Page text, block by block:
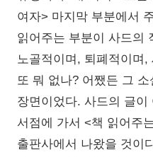
여자> 마지막 부분에서
읽어주는 부분이 사드의
노골적이며, 퇴폐적이며
또 뭐 없나? 어쨌든 그
장면이었다. 사드의 글
서점에 가서 <책 읽어주
출판사에서 나왔을 것이